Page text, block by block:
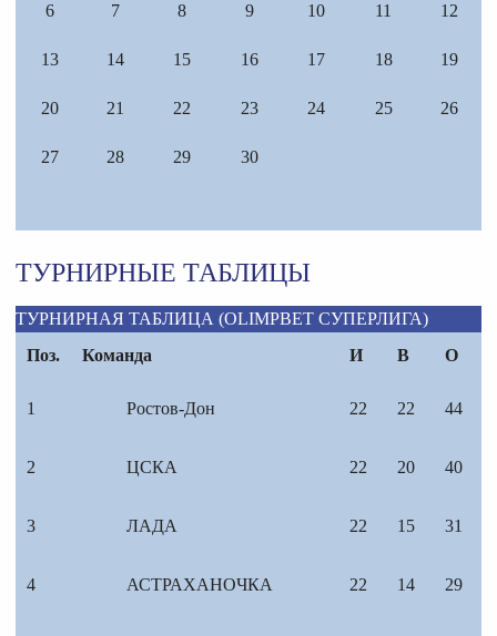
6 7 8 9 10 11 12
13 14 15 16 17 18 19
20 21 22 23 24 25 26
27 28 29 30
ТУРНИРНЫЕ ТАБЛИЦЫ
ТУРНИРНАЯ ТАБЛИЦА (OLIMPBET СУПЕРЛИГА)
Поз.
Команда И В О
1 Ростов-Дон 22 22 44
2 ЦСКА 22 20 40
3 ЛАДА 22 15 31
4 АСТРАХАНОЧКА 22 14 29